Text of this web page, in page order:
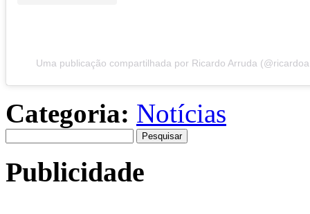
Uma publicação compartilhada por Ricardo Arruda
Categoria: Notícias
por:
Publicidade